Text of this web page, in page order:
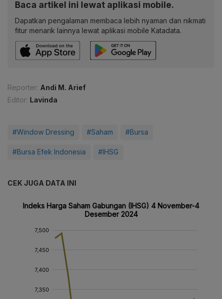
Baca artikel ini lewat aplikasi mobile.
Dapatkan pengalaman membaca lebih nyaman dan nikmati
fitur menarik lainnya lewat aplikasi mobile Katadata.
Reporter: Andi M. Arief
Editor: Lavinda
#Window Dressing #Saham #Bursa
#Bursa Efek Indonesia #IHSG
CEK JUGA DATA INI